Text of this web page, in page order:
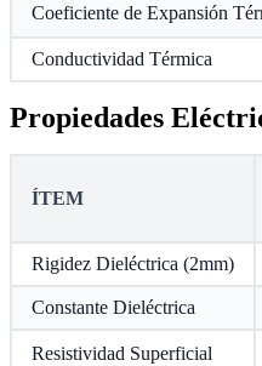
Coeficiente de Expansión
Conductividad Térmica
Propiedades
ÍTEM
Rigidez Dieléctrica (2mm)
Constante Dieléctrica
Resistividad Superficial